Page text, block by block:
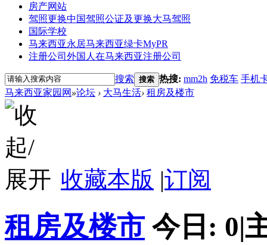
房产网站
驾照更换中国驾照公证及更换大马驾照
国际学校
马来西亚永居马来西亚绿卡MyPR
注册公司 外国人在马来西亚注册公司
搜索 搜索 热搜: mm2h 免税车 手机
马来西亚家园网 »论坛 › 大马生活› 租房及楼市
收藏本版 |订阅
租房及楼市 今日: 0|